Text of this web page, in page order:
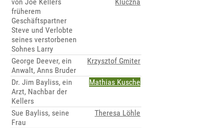
früherem
Geschäftspartner
Steve und Verlobte
seines verstorbenen
Sohnes Larry
George Deever, ein
Anwalt, Anns Bruder
Krzysztof Gmiter
Dr. Jim Bayliss, ein
Arzt, Nachbar der
Kellers
Mathias Kusche
Sue Bayliss, seine
Frau
Theresa Löhle